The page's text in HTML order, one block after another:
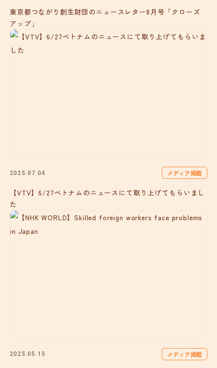
東京都つながり創生財団のニュースレター8月号「クローズ
アップ」
2025.07.04 メディア掲載
【VTV】6/27ベトナムのニュースにて取り上げてもらいまし
た
2025.05.15 メディア掲載